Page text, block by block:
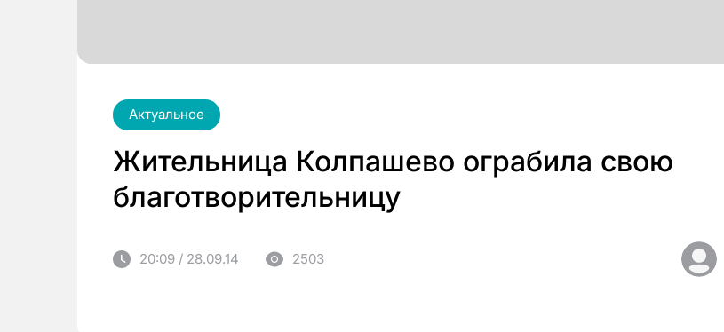
Актуальное
Жительница Колпашево ограбила свою
благотворительницу
20:09 / 28.09.14 2503